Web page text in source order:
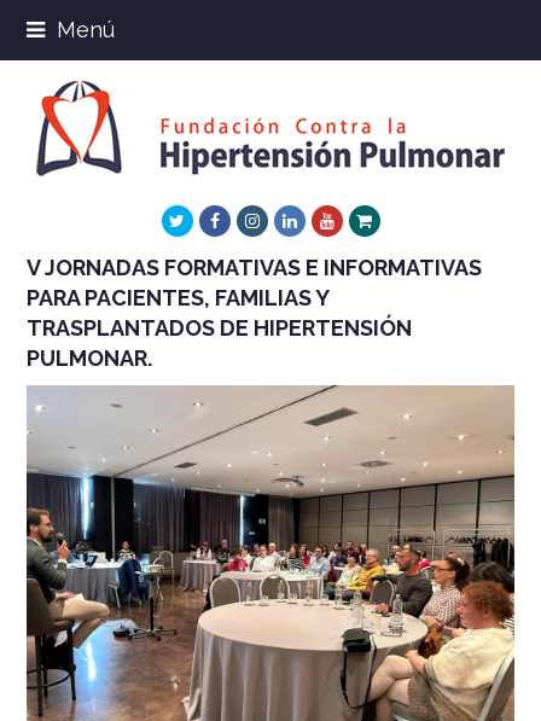
Menú
TwitterFacebookInstagram
LinkedInYoutube
Xing
V JORNADAS FORMATIVAS E INFORMATIVAS
PARA PACIENTES, FAMILIAS Y
TRASPLANTADOS DE HIPERTENSIÓN
PULMONAR.